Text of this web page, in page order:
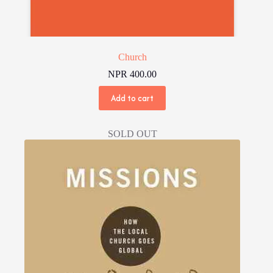
Church
NPR 400.00
Add to cart
SOLD OUT